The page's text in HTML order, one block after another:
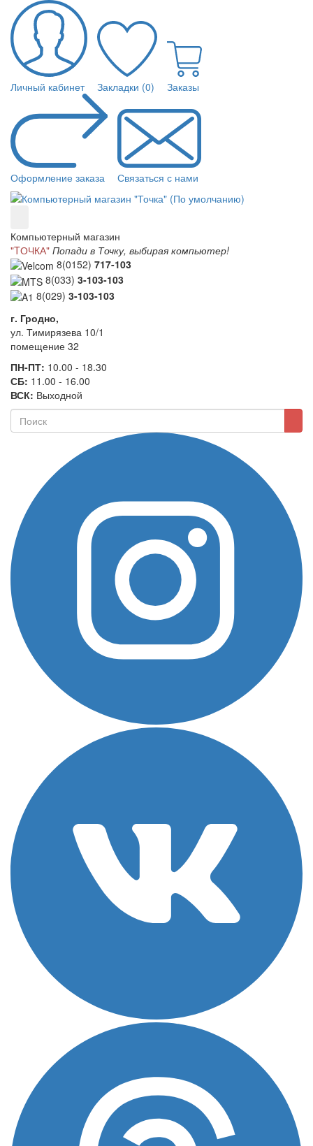
Личный кабинет Закладки (0) Заказы
Оформление заказа Связаться с нами
Компьютерный магазин
"TОЧКА" Попади в Точку, выбирая компьютер!
8(0152) 717-103
8(033) 3-103-103
8(029) 3-103-103
г. Гродно,
ул. Тимирязева 10/1
помещение 32
ПН-ПТ: 10.00 - 18.30
СБ: 11.00 - 16.00
ВСК: Выходной